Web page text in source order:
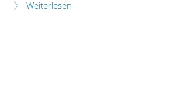
Weiterlesen